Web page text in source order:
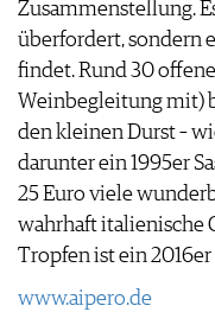
Zusammenstellung.
überfordert, sondern
findet. Rund 30
Weinbegleitung mit)
den kleinen Durst –
darunter ein 1995er
25 Euro viele
wahrhaft italienische
Tropfen ist ein
www.aipero.de